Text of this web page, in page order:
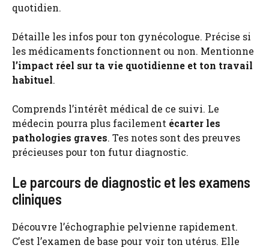
quotidien.
Détaille les infos pour ton gynécologue. Précise si
les médicaments fonctionnent ou non. Mentionne
l’impact réel sur ta vie quotidienne et ton travail
habituel.
Comprends l’intérêt médical de ce suivi. Le
médecin pourra plus facilement écarter les
pathologies graves. Tes notes sont des preuves
précieuses pour ton futur diagnostic.
Le parcours de diagnostic et les examens
cliniques
Découvre l’échographie pelvienne rapidement.
C’est l’examen de base pour voir ton utérus. Elle